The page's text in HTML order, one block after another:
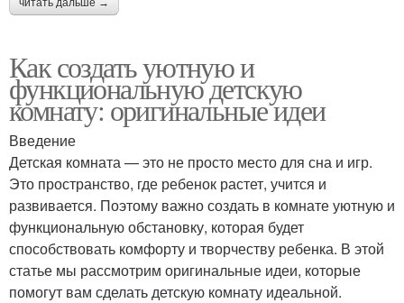
Как создать уютную и
функциональную детскую
комнату: оригинальные идеи
Введение
Детская комната — это не просто место для сна и игр.
Это пространство, где ребенок растет, учится и
развивается. Поэтому важно создать в комнате уютную и
функциональную обстановку, которая будет
способствовать комфорту и творчеству ребенка. В этой
статье мы рассмотрим оригинальные идеи, которые
помогут вам сделать детскую комнату идеальной.